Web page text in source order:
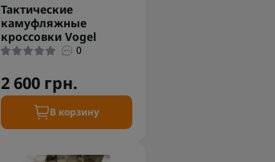
Тактические
камуфляжные
кроссовки Vogel
0
2 600 грн.
В корзину